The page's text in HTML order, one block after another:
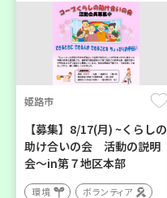
姫路市
【募集】8/17(月) ~くらしの
助け合いの会 活動の説明
会～in第７地区本部
環境 ボランティア